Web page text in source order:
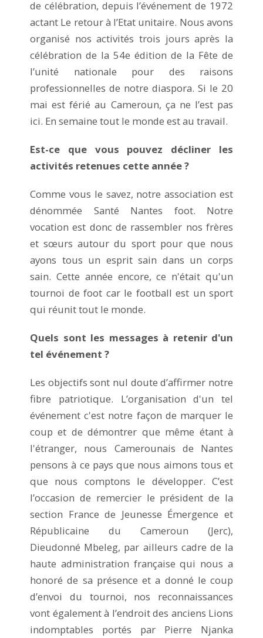
de célébration, depuis l’événement de 1972
actant Le retour à l’Etat unitaire. Nous avons
organisé nos activités trois jours après la
célébration de la 54e édition de la Fête de
l’unité nationale pour des raisons
professionnelles de notre diaspora. Si le 20
mai est férié au Cameroun, ça ne l’est pas
ici. En semaine tout le monde est au travail.
Est-ce que vous pouvez décliner les
activités retenues cette année ?
Comme vous le savez, notre association est
dénommée Santé Nantes foot. Notre
vocation est donc de rassembler nos frères
et sœurs autour du sport pour que nous
ayons tous un esprit sain dans un corps
sain. Cette année encore, ce n'était qu'un
tournoi de foot car le football est un sport
qui réunit tout le monde.
Quels sont les messages à retenir d'un
tel événement ?
Les objectifs sont nul doute d’affirmer notre
fibre patriotique. L’organisation d'un tel
événement c'est notre façon de marquer le
coup et de démontrer que même étant à
l'étranger, nous Camerounais de Nantes
pensons à ce pays que nous aimons tous et
que nous comptons le développer. C’est
l’occasion de remercier le président de la
section France de Jeunesse Émergence et
Républicaine du Cameroun (Jerc),
Dieudonné Mbeleg, par ailleurs cadre de la
haute administration française qui nous a
honoré de sa présence et a donné le coup
d’envoi du tournoi, nos reconnaissances
vont également à l’endroit des anciens Lions
indomptables portés par Pierre Njanka